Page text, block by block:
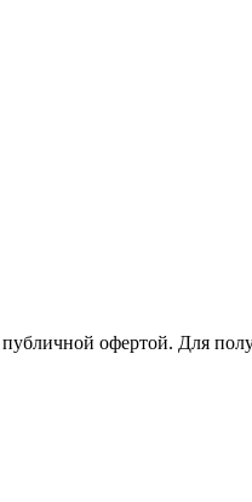
офертой. Для